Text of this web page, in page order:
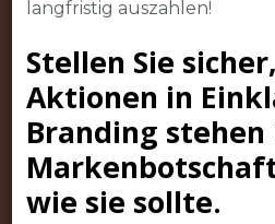
langfristig auszahlen!
Stellen Sie
Aktionen in
Branding stehen
wie sie sollte.